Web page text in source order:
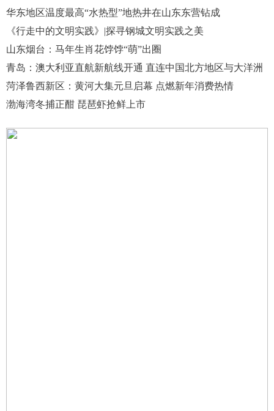
华东地区温度最高“水热型”地热井在山东东营钻成
《行走中的文明实践》|探寻钢城文明实践之美
山东烟台：马年生肖花饽饽“萌”出圈
青岛：澳大利亚直航新航线开通 直连中国北方地区与大洋洲
菏泽鲁西新区：黄河大集元旦启幕 点燃新年消费热情
渤海湾冬捕正酣 琵琶虾抢鲜上市